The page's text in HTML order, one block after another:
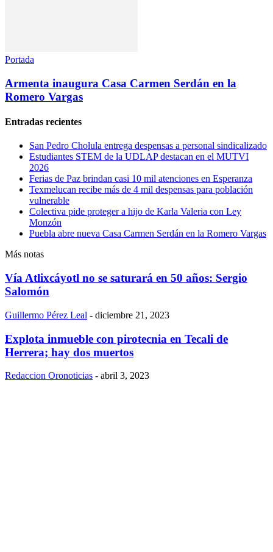
Portada
Armenta inaugura Casa Carmen Serdán en la
Romero Vargas
Entradas recientes
San Pedro Cholula entrega despensas a personal sindicalizado
Estudiantes STEM de la UDLAP destacan en el MUTVI
2026
Ferias de Paz brindan casi 10 mil atenciones en Esperanza
Texmelucan recibe más de 4 mil despensas para población
vulnerable
Colectiva pide proteger a hijo de Karla Valeria con Ley
Monzón
Puebla abre nueva Casa Carmen Serdán en la Romero Vargas
Más notas
Vía Atlixcáyotl no se saturará en 50 años: Sergio
Salomón
Guillermo Pérez Leal - diciembre 21, 2023
Explota inmueble con pirotecnia en Tecali de
Herrera; hay dos muertos
Redaccion Oronoticias - abril 3, 2023